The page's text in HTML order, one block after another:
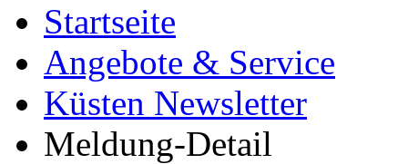
Startseite
Angebote & Service
Küsten Newsletter
Meldung-Detail